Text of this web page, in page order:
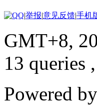
|举报|意见反馈|手机
GMT+8,
13 queries
Powered by